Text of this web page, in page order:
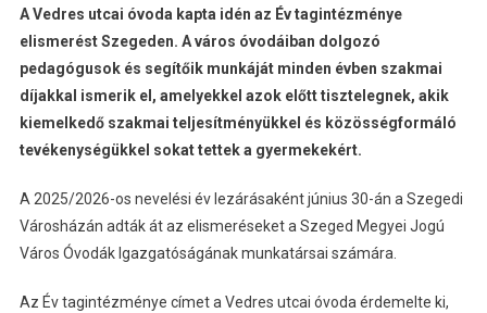
A Vedres utcai óvoda kapta idén az Év tagintézménye
elismerést Szegeden. A város óvodáiban dolgozó
pedagógusok és segítőik munkáját minden évben szakmai
díjakkal ismerik el, amelyekkel azok előtt tisztelegnek, akik
kiemelkedő szakmai teljesítményükkel és közösségformáló
tevékenységükkel sokat tettek a gyermekekért.
A 2025/2026-os nevelési év lezárásaként június 30-án a Szegedi
Városházán adták át az elismeréseket a Szeged Megyei Jogú
Város Óvodák Igazgatóságának munkatársai számára.
Az Év tagintézménye címet a Vedres utcai óvoda érdemelte ki,